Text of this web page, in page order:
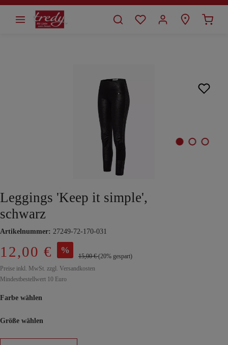
springen
Leggings 'Keep it simple',
schwarz
Artikelnummer: 27249-72-170-031
12,00 € %
15,00 €(20% gespart)
Preise inkl. MwSt. zzgl. Versandkosten
Mindestbestellwert 10 Euro
Farbe wählen
Größe wählen